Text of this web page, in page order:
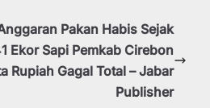
Pakan Habis Sejak
Ekor Sapi Pemkab Cirebon
Rupiah Gagal Total – Jabar
Publisher